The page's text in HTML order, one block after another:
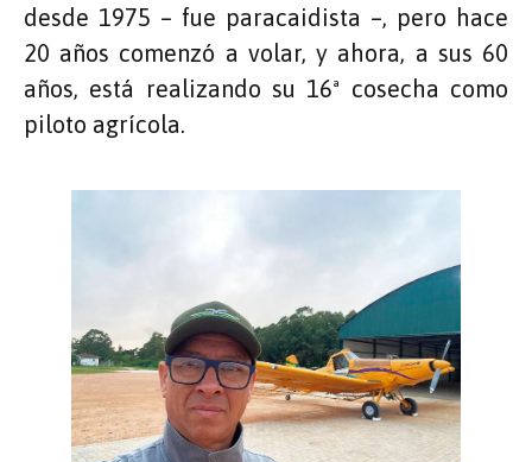
desde 1975 – fue paracaidista –, pero hace
20 años comenzó a volar, y ahora, a sus 60
años, está realizando su 16ª cosecha como
piloto agrícola.